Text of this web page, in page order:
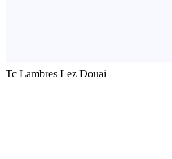
Tc Lambres Lez Douai